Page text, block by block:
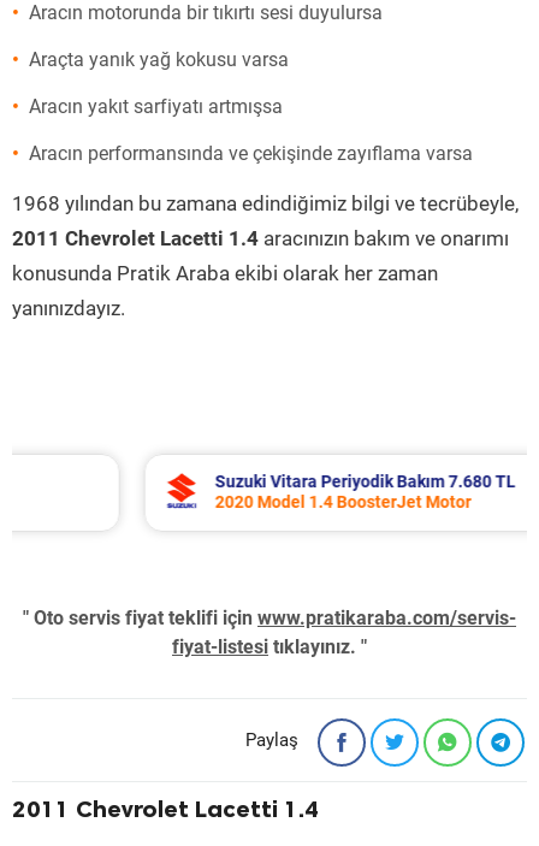
Aracın motorunda bir tıkırtı sesi duyulursa
Araçta yanık yağ kokusu varsa
Aracın yakıt sarfiyatı artmışsa
Aracın performansında ve çekişinde zayıflama varsa
1968 yılından bu zamana edindiğimiz bilgi ve tecrübeyle,
2011 Chevrolet Lacetti 1.4 aracınızın bakım ve onarımı
konusunda Pratik Araba ekibi olarak her zaman
yanınızdayız.
Suzuki Vitara Periyodik Bakım 7.680 TL
2020 Model 1.4 BoosterJet Motor
" Oto servis fiyat teklifi için www.pratikaraba.com/servis-
fiyat-listesi tıklayınız. "
Paylaş
2011 Chevrolet Lacetti 1.4